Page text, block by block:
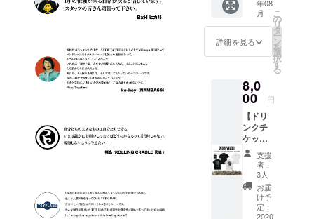
はお名
前(又は
ニック
ネーム)
ださ
い。 ※
掲載不
要の方
は備考
欄へ
【不
要】と
ご記入
くださ
●ANIM
ALIAス
テッ
カー1
へのお
名前掲
載。 ※
掲載可
能な方
はお名
前(又は
ニック
ネーム)
を備考
欄へご
記入く
支援】
●Tシャ
ツ
(BLAC
K or
WHITE)
・サイ
ズ：M /
L / XL /
XXL ●
ドリン
クチ
ケット1
枚。 有
効期限
は営業
再開か
ら6ヶ月
年08
月
詳細を見る
こ
の
リ
タ
ー
ン
を
選
択
す
る
8,0
00 円
【ドリ
ンクチ
ケット
(1枚)＋
ZEPHY
REN T
シャツ
＋ス
テッ
支援
者：
3人
お届
け予
定：
2020